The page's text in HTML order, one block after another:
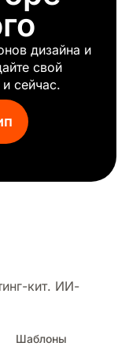
дизайна и
свой
сейчас.
кит. ИИ-
Шаблоны